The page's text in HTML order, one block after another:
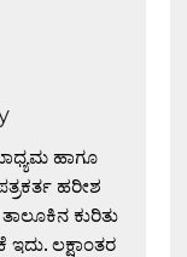
ಹಾಗೂ
ಹರೀಶ
ಕುರಿತು
ಲಕ್ಷಾಂತರ